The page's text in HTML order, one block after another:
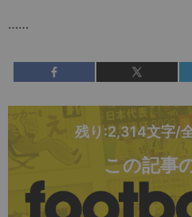
……
残り:2,314文字/
この記事